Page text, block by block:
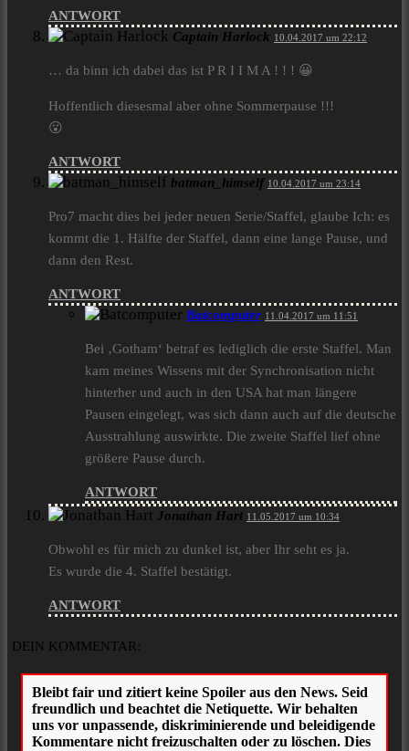
ANTWORT
Captain Harlock 10.04.2017 um 22:12
… da binn ich dabei das ist P R I I M A ! ! ! 😀
Hoffentlich diesesmal aber ohne Sommerpause !!!
😮
ANTWORT
batman_himself 10.04.2017 um 23:14
Pro7 macht dies bei jeder neuen Serie/Staffel, glaube Ich: es
kommt die 1. Hälfte der Staffel, dann eine lange Pause, und
dann den Rest.
ANTWORT
Batcomputer 11.04.2017 um 11:51
Bei ‚Gotham‘ betraf es lediglich die erste Staffel. Man
kam meines Wissens mit der Synchronisation nicht
hinterher und auch in den USA hat man längere
Pausen eingelegt, was sich dann auch auf die deutsche
Ausstrahlung auswirkte. Die zweite Staffel lief ohne
größere Pause durch.
ANTWORT
Jonathan Hart 11.05.2017 um 10:34
Obwohl es für mich zu dunkel ist, aber Ihr seht es ja.
Es wurde die 4. Staffel bestätigt.
ANTWORT
DEIN KOMMENTAR: